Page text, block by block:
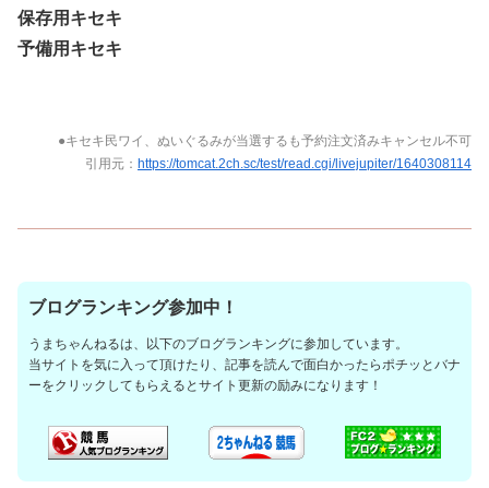
保存用キセキ
予備用キセキ
●キセキ民ワイ、ぬいぐるみが当選するも予約注文済みキャンセル不可
引用元： https://tomcat.2ch.sc/test/read.cgi/livejupiter/1640308114
ブログランキング参加中！
うまちゃんねるは、以下のブログランキングに参加しています。
当サイトを気に入って頂けたり、記事を読んで面白かったらポチッとバナ
ーをクリックしてもらえるとサイト更新の励みになります！